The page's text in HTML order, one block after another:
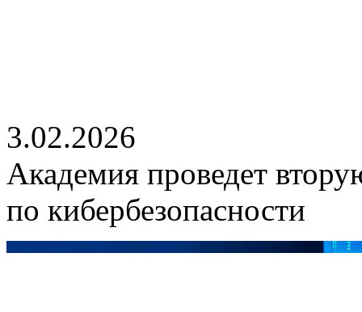
3.02.2026
Академия проведет
по кибербезопасности